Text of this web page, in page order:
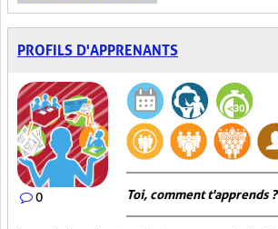
PROFILS D'APPRENANTS
0 Toi, comment t'apprends ?